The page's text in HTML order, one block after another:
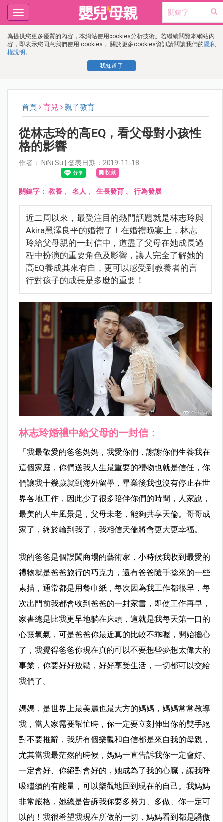
為提供您更多優質的內容，本網站使用cookies分析技術。若繼續閱覽本網站內
容，即表示您同意我們使用 cookies， 關於更多cookies資訊請閱讀我們的隱私
權說明 。
我知道了
Toggle
navigation
首頁 育兒 親子教育
從林志玲的高EQ，看父母對小孩性
格的影響
作者： NiNi Su | 發表日期：2019-11-18
收藏
關鍵字： 教養、 名人 、 生長發育、 行為發展
近二周以來，最受注目的熱門話題就是林志玲與
Akira黑澤良平的婚禮了！在婚禮晚宴上，林志
玲給父母親的一封信中，道盡了父母在她成長過
程中扮演的重要角色及影響，讓人完全了解她的
高EQ養成其來有自，更可以感受到教養者的言
行對孩子的成長是多麼的重要！
林志玲婚禮中給父母的一封信：
「我最敬愛的爸爸媽媽，我愛你們，謝謝你們生養我在
這個家庭，你們送我人生最重要的禮物也就是信任，你
們讓我十幾歲就到海外留學，畢業後我也沒有停止在世
界各地工作，因此少了很多陪伴你們的時間，人家說，
最美的人生風景是，父母未老，能夠共享天倫。哥哥成
家了，終於輪到我了，我相信天倫將會更大更幸福。
我的爸爸是個誤闖商場的藝術家，小時候我收到最愛的
禮物就是爸爸旅行的巧克力，還有爸爸隨手捻來的一些
素描，通常都是用餐巾紙，每次因為我工作都很早，每
次出門前我都會收到爸爸的一封家書，即使工作再早，
家書總是比我更早地躺在床頭，這就是我每天第一口的
心靈氧氣，可是爸爸你最近真的比較不乖喔，開始擔心
了，我覺得爸爸你現在真的可以不要想些夢想太偉大的
事業，你要好好放鬆，好好享受生活，一切都可以交給
我們了。
媽媽，是世界上最美麗也最大方的媽媽，媽媽常常教導
我，當人家需要幫忙時，你一定要立刻伸出你的雙手絕
對不要推辭，我所有個樂觀和自信都是來自我的母親，
尤其當我最茫然的時候，媽媽一直告訴我你一定會好、
一定會好、你絕對會好的，她成為了我的心臟，讓我呼
吸繼續的有能量，可以樂觀地回到現在的自己。我媽媽
非常嚴格，她總是告訴我你要多努力、多做、你一定可
以的！我很希望我現在所做的一切，媽媽看到都是驕傲